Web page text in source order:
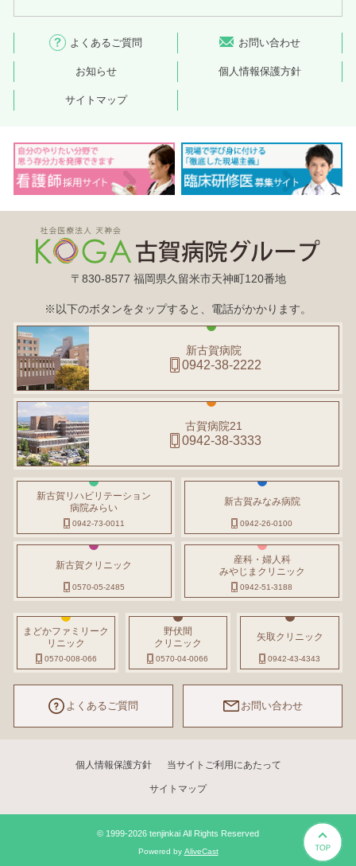
よくあるご質問 お問い合わせ
お知らせ 個人情報保護方針
サイトマップ
〒830-8577 福岡県久留米市天神町120番地
※以下のボタンをタップすると、電話がかかります。
新古賀病院
0942-38-2222
古賀病院21
0942-38-3333
新古賀リハビリテーション
病院みらい
0942-73-0011
新古賀みなみ病院
0942-26-0100
新古賀クリニック
0570-05-2485
産科・婦人科
みやじまクリニック
0942-51-3188
まどかファミリーク
リニック
0570-008-066
野伏間
クリニック
0570-04-0066
矢取クリニック
0942-43-4343
よくあるご質問 お問い合わせ
個人情報保護方針 当サイトご利用にあたって
サイトマップ
© 1999-2026 tenjinkai All Rights Reserved
Powered by AliveCast